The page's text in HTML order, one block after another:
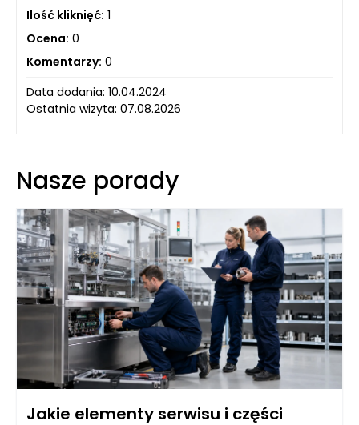
Ilość kliknięć: 1
Ocena: 0
Komentarzy: 0
Data dodania: 10.04.2024
Ostatnia wizyta: 07.08.2026
Nasze porady
Jakie elementy serwisu i części